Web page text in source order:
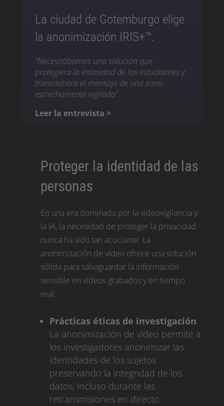
La ciudad de Gotemburgo elige
la anonimización IRIS+™.
"Necesitábamos una solución que
protegiera la intimidad de los estudiantes y
transmitiera el mensaje de una zona
estrechamente vigilada".
Leer la entrevista >
Proteger la identidad de las
personas
En una era dominada por la videovigilancia y
la IA, la necesidad de proteger la privacidad
nunca ha sido tan acuciante. La
anonimización de vídeo ofrece una solución
sólida para salvaguardar la información
sensible en vídeos grabados y en tiempo
real.
Prácticas éticas de investigación
La anonimización de vídeo permite a
los investigadores anonimizar las
identidades de los sujetos
preservando la integridad de los
datos, incluso durante las
retransmisiones en directo.